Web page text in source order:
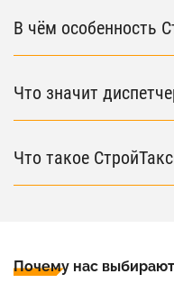
В чём особенность
Что значит
Что такое
Почему нас